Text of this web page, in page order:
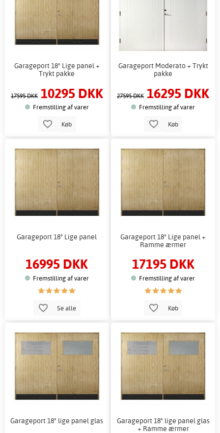
Garageport 18° Lige panel +
Trykt pakke
17595 DKK 10295 DKK
Fremstilling af varer
Køb
Garageport Moderato + Trykt
pakke
27595 DKK 16295 DKK
Fremstilling af varer
Køb
Garageport 18° Lige panel
16995 DKK
Fremstilling af varer
Se alle
Garageport 18° Lige panel +
Ramme ærmer
17195 DKK
Fremstilling af varer
Køb
Garageport 18° lige panel glas
Garageport 18° lige panel glas
+ Ramme ærmer